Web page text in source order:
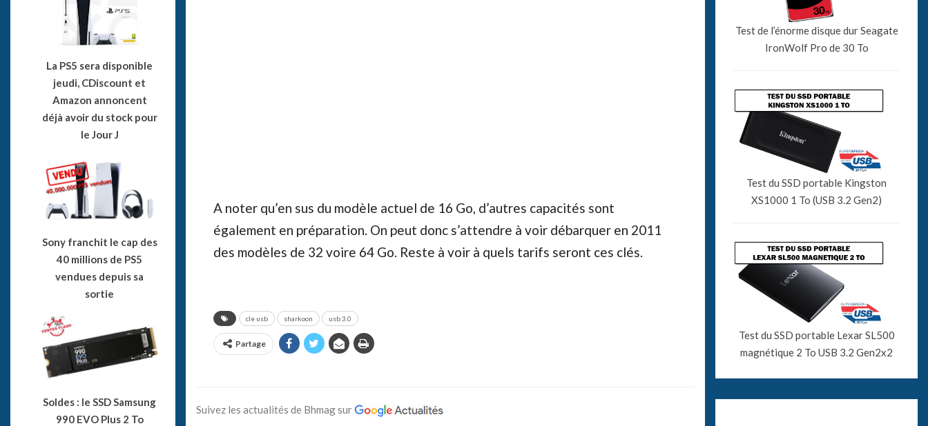
A noter qu’en sus du modèle actuel de 16 Go, d’autres capacités sont
également en préparation. On peut donc s’attendre à voir débarquer en 2011
des modèles de 32 voire 64 Go. Reste à voir à quels tarifs seront ces clés.
cle usb sharkoon usb 3.0
Partage
Suivez les actualités de Bhmag sur
Test de l’énorme disque dur Seagate
IronWolf Pro de 30 To
Test du SSD portable Kingston
XS1000 1 To (USB 3.2 Gen2)
Test du SSD portable Lexar SL500
magnétique 2 To USB 3.2 Gen2x2
La PS5 sera disponible
jeudi, CDiscount et
Amazon annoncent
déjà avoir du stock pour
le Jour J
Sony franchit le cap des
40 millions de PS5
vendues depuis sa
sortie
Soldes : le SSD Samsung
990 EVO Plus 2 To